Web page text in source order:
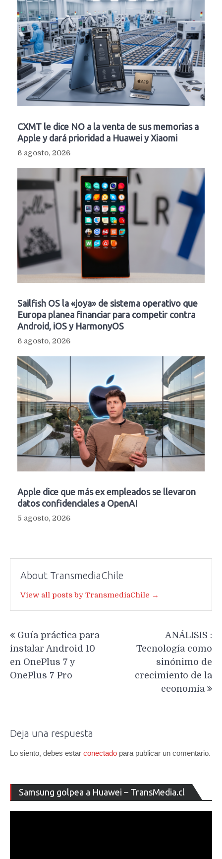
CXMT le dice NO a la venta de sus memorias a
Apple y dará prioridad a Huawei y Xiaomi
6 agosto, 2026
Sailfish OS la «joya» de sistema operativo que
Europa planea financiar para competir contra
Android, iOS y HarmonyOS
6 agosto, 2026
Apple dice que más ex empleados se llevaron
datos confidenciales a OpenAI
5 agosto, 2026
About TransmediaChile
View all posts by TransmediaChile →
de
entradas
Guía práctica para
instalar Android 10
en OnePlus 7 y
OnePlus 7 Pro
ANÁLISIS :
Tecnología como
sinónimo de
crecimiento de la
economía
Deja una respuesta
Lo siento, debes estar conectado para publicar un comentario.
Samsung golpea a Huawei – TransMedia.cl
de